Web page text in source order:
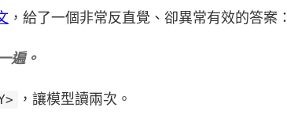
，給了一個非常反直覺、卻異常有效的答案：
遍。
，讓模型讀兩次。